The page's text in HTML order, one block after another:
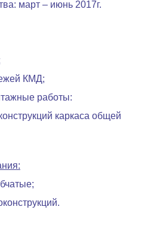
март – июнь 2017г.
КМД;
работы:
каркаса общей